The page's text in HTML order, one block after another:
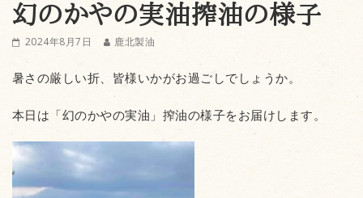
幻のかやの実油搾油の様子
2024年8月7日 鹿北製油
暑さの厳しい折、皆様いかがお過ごしでしょうか。
本日は「幻のかやの実油」搾油の様子をお届けします。